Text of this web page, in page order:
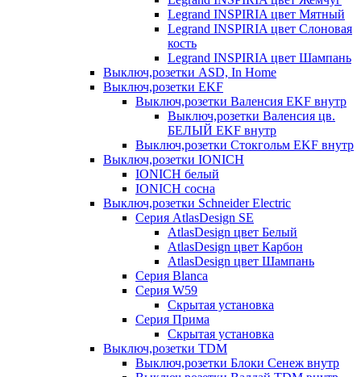
Legrand INSPIRIA цвет Мятный
Legrand INSPIRIA цвет Слоновая
кость
Legrand INSPIRIA цвет Шампань
Выключ,розетки ASD, In Home
Выключ,розетки EKF
Выключ,розетки Валенсия EKF внутр
Выключ,розетки Валенсия цв.
БЕЛЫЙ EKF внутр
Выключ,розетки Стокгольм EKF внутр
Выключ,розетки IONICH
IONICH белый
IONICH сосна
Выключ,розетки Schneider Electric
Серия AtlasDesign SE
AtlasDesign цвет Белый
AtlasDesign цвет Карбон
AtlasDesign цвет Шампань
Серия Blanca
Серия W59
Скрытая установка
Серия Прима
Скрытая установка
Выключ,розетки TDM
Выключ,розетки Блоки Сенеж внутр